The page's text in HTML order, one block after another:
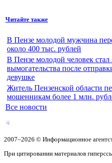
Читайте также
В Пензе молодой мужчина
около 400 тыс. рублей
В Пензе молодой человек стал
вымогательства после
девушке
Житель Пензенской области
мошенникам более 1 млн.
Все новости
2007–2026 © Информационное
При цитировании материалов